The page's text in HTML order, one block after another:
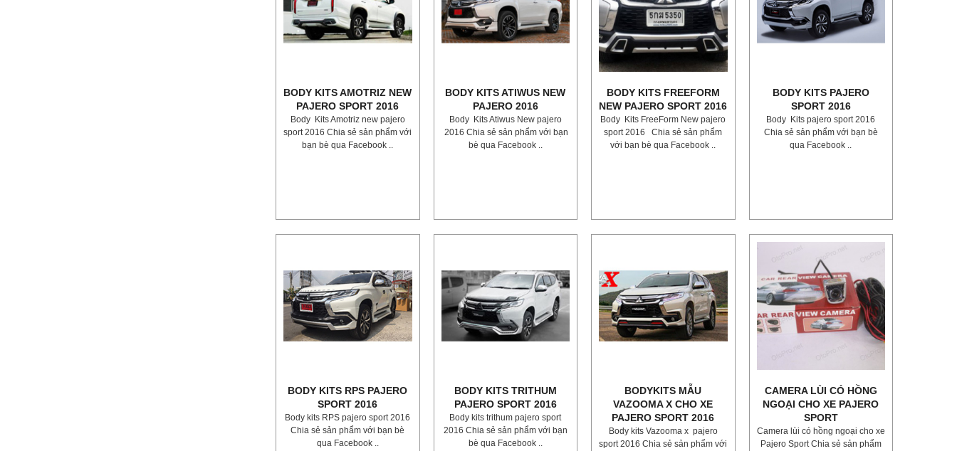
BODY KITS AMOTRIZ NEW
PAJERO SPORT 2016
Body Kits Amotriz new pajero
sport 2016 Chia sẻ sản phẩm với
bạn bè qua Facebook ..
BODY KITS ATIWUS NEW
PAJERO 2016
Body Kits Atiwus New pajero
2016 Chia sẻ sản phẩm với bạn
bè qua Facebook ..
BODY KITS FREEFORM
NEW PAJERO SPORT 2016
Body Kits FreeForm New pajero
sport 2016 Chia sẻ sản phẩm
với bạn bè qua Facebook ..
BODY KITS PAJERO
SPORT 2016
Body Kits pajero sport 2016
Chia sẻ sản phẩm với bạn bè
qua Facebook ..
BODY KITS RPS PAJERO
SPORT 2016
Body kits RPS pajero sport 2016
Chia sẻ sản phẩm với bạn bè
qua Facebook ..
BODY KITS TRITHUM
PAJERO SPORT 2016
Body kits trithum pajero sport
2016 Chia sẻ sản phẩm với bạn
bè qua Facebook ..
BODYKITS MẪU
VAZOOMA X CHO XE
PAJERO SPORT 2016
Body kits Vazooma x pajero
sport 2016 Chia sẻ sản phẩm với
CAMERA LÙI CÓ HỒNG
NGOẠI CHO XE PAJERO
SPORT
Camera lùi có hồng ngoại cho xe
Pajero Sport Chia sẻ sản phẩm